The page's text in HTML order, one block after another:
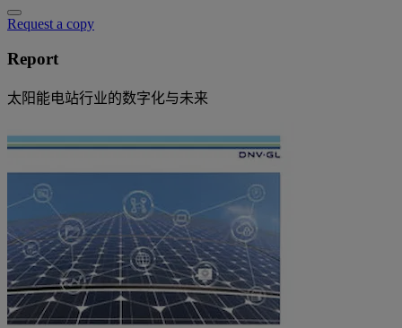
Request a copy
Report
太阳能电站行业的数字化与未来